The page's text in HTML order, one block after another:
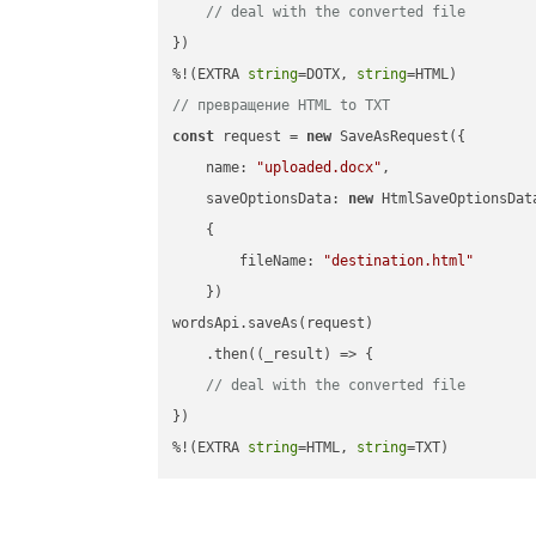
// deal with the converted file
})
%!(EXTRA string=DOTX, string
// превращение HTML to TXT
const request = new SaveAsRequest({
name: "uploaded.docx" ,
saveOptionsData: new
    {
fileName:
"destination.html"
    })
wordsApi.saveAs(request)
    .then(
( _result ) => {
// deal with the converted file
})
%!(EXTRA string=HTML, string=TXT)